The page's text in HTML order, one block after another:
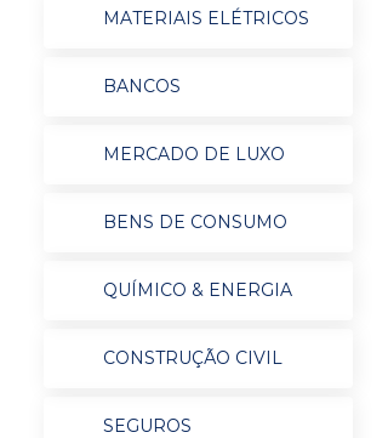
MATERIAIS ELÉTRICOS
BANCOS
MERCADO DE LUXO
BENS DE CONSUMO
QUÍMICO & ENERGIA
CONSTRUÇÃO CIVIL
SEGUROS